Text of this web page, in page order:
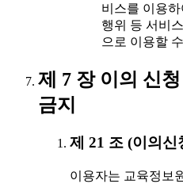
비스를 이용
행위 등 서비
으로 이용할
제 7 장 이의 신
금지
제 21 조 (이의신
이용자는 교육정보